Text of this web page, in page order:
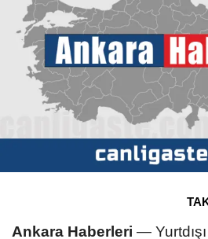
Ankara Haberleri —